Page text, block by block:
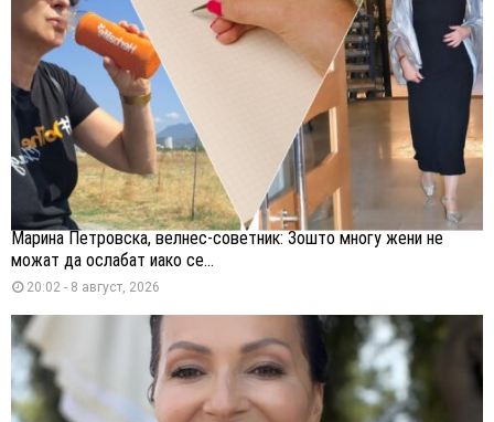
Марина Петровска, велнес-советник: Зошто многу жени не
можат да ослабат иако се...
20:02 - 8 август, 2026